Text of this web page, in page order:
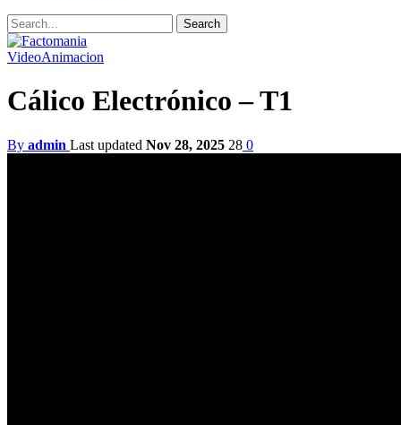
VideoAnimacion
Cálico Electrónico – T1
By admin Last updated Nov 28, 2025 28 0